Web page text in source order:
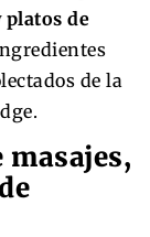
platos de
de la
masajes,